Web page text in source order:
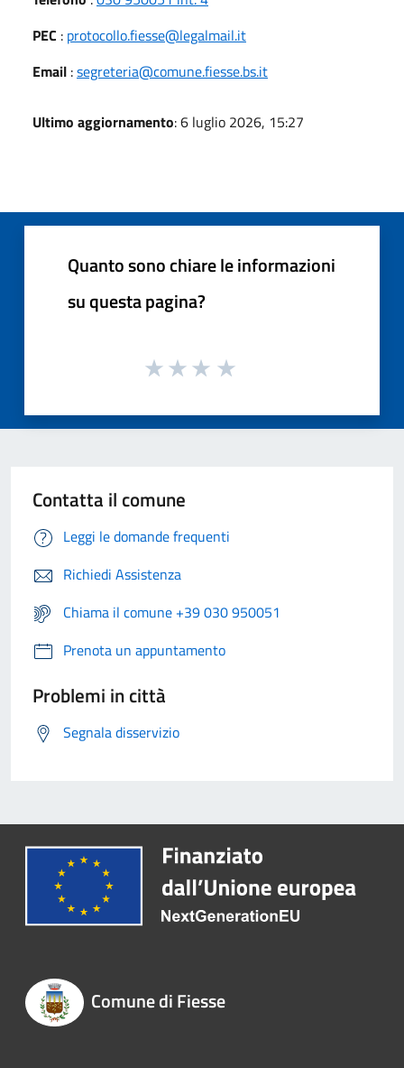
PEC : protocollo.fiesse@legalmail.it
Email :segreteria@comune.fiesse.bs.it
Ultimo aggiornamento: 6 luglio 2026, 15:27
Quanto sono chiare le informazioni
su questa pagina?
Contatta il comune
Leggi le domande frequenti
Richiedi Assistenza
Chiama il comune +39 030 950051
Prenota un appuntamento
Problemi in città
Segnala disservizio
Comune di Fiesse